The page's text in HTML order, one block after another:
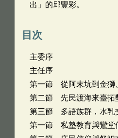
出」的邱豐彩。
目次
主委序
主任序
第一節 從阿末坑到金獅
第二節 先民渡海來臺拓
第三節 多語族群，水乳
第一節 私塾教育與鸞堂